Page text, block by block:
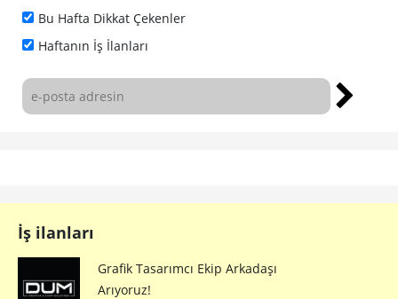
Bu Hafta Dikkat Çekenler
Haftanın İş İlanları
İş ilanları
Grafik Tasarımcı Ekip Arkadaşı
Arıyoruz!